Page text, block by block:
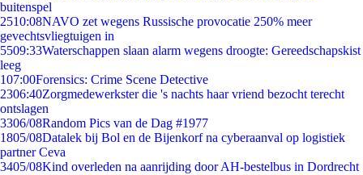
buitenspel
2510:08NAVO zet wegens Russische provocatie 250% meer
gevechtsvliegtuigen in
5509:33Waterschappen slaan alarm wegens droogte: Gereedschapskist
leeg
107:00Forensics: Crime Scene Detective
2306:40Zorgmedewerkster die 's nachts haar vriend bezocht terecht
ontslagen
3306/08Random Pics van de Dag #1977
1805/08Datalek bij Bol en de Bijenkorf na cyberaanval op logistiek
partner Ceva
3405/08Kind overleden na aanrijding door AH-bestelbus in Dordrecht